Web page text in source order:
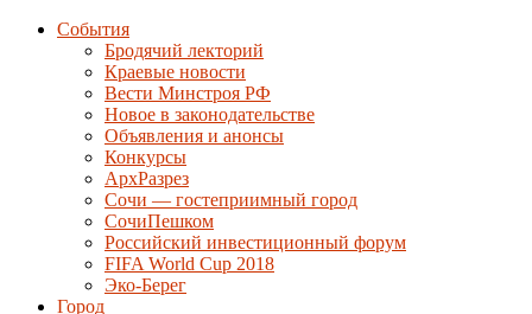
События
Бродячий лекторий
Краевые новости
Вести Минстроя РФ
Новое в законодательстве
Объявления и анонсы
Конкурсы
АрхРазрез
Сочи — гостеприимный город
СочиПешком
Российский инвестиционный форум
FIFA World Cup 2018
Эко-Берег
Город